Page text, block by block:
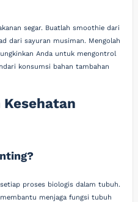
segar. Buatlah smoothie dari
dari sayuran musiman. Mengolah
Anda untuk mengontrol
konsumsi bahan tambahan
proses biologis dalam tubuh.
menjaga fungsi tubuh